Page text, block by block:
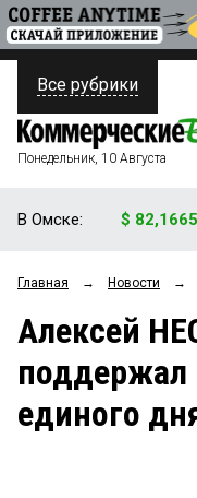
ПОЛИТИКА
ФИНАНСЫ
ОБЩЕСТВО
ЗАКОН
НОВОСТИ КОМПАНИЙ
Все рубрики
Понедельник, 10 Августа
В Омске: $ 82,1665
Главная → Новости →
Алексей
поддержал
единого